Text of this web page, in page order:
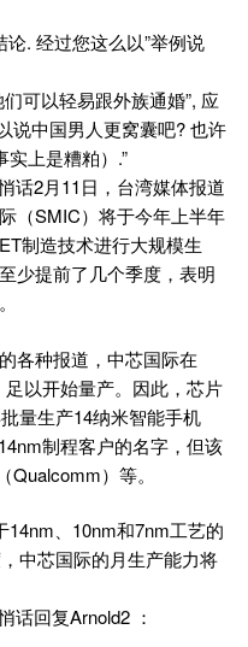
. 经过您这么以”举例说
可以轻易跟外族通婚”, 应
说中国男人更窝囊吧? 也许
实上是糟粕）.”
话2月11日，台湾媒体报道
（SMIC）将于今年上半年
制造技术进行大规模生
少提前了几个季度，表明
各种报道，中芯国际在
以开始量产。因此，芯片
量生产14纳米智能手机
制程客户的名字，但该
）等。
、10nm和7nm工艺的
中芯国际的月生产能力将
话回复Arnold2 ：